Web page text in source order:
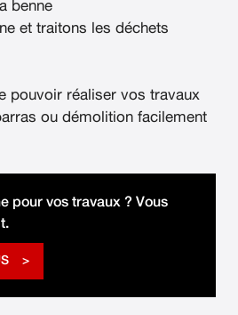
benne
et traitons les déchets
pouvoir réaliser vos travaux
ou démolition facilement
pour vos travaux ? Vous